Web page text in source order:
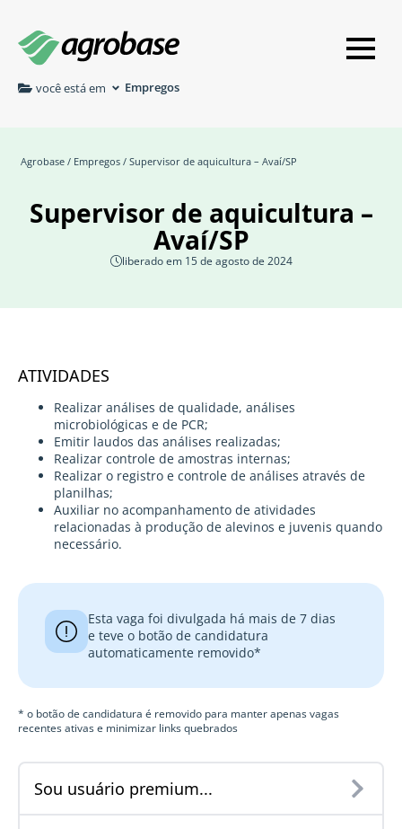
você está em Empregos
Agrobase / Empregos / Supervisor de aquicultura – Avaí/SP
Supervisor de aquicultura –
Avaí/SP
liberado em 15 de agosto de 2024
ATIVIDADES
Realizar análises de qualidade, análises
microbiológicas e de PCR;
Emitir laudos das análises realizadas;
Realizar controle de amostras internas;
Realizar o registro e controle de análises através de
planilhas;
Auxiliar no acompanhamento de atividades
relacionadas à produção de alevinos e juvenis quando
necessário.
Esta vaga foi divulgada há mais de 7 dias
e teve o botão de candidatura
automaticamente removido*
* o botão de candidatura é removido para manter apenas vagas
recentes ativas e minimizar links quebrados
Sou usuário premium...